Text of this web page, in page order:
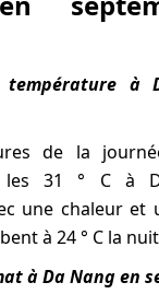
à
de la
les 31 ° C à
une chaleur et
à 24 ° C la
à Da Nang en